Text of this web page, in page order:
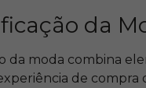
da
da moda combina
de compra